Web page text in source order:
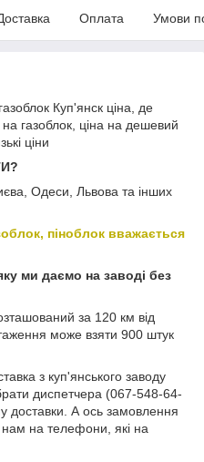
Оплата Умови
Куп'янск ціна, де
газоблок, ціна на дешевий
ціни
?
Одеси, Львова та інших
піноблок вважається
ми даємо на заводі без
за 120 км від
може взяти 900 штук
з куп'янського заводу
диспетчера (067-548-64-
доставки. А ось замовлення
на телефони, які на